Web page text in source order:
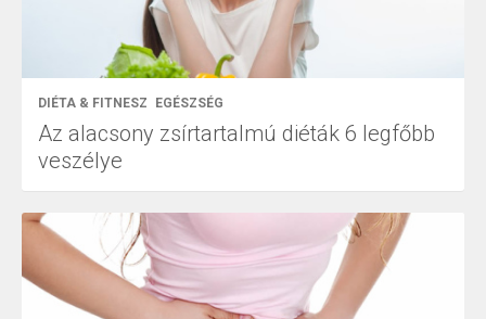
DIÉTA & FITNESZ EGÉSZSÉG
Az alacsony zsírtartalmú diéták 6 legfőbb
veszélye